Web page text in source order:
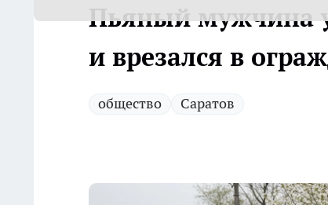
Пьяный мужчина
и врезался в
общество Саратов